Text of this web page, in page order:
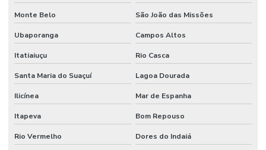
Monte Belo São João das Missões
Ubaporanga Campos Altos
Itatiaiuçu Rio Casca
Santa Maria do Suaçuí Lagoa Dourada
Ilicínea Mar de Espanha
Itapeva Bom Repouso
Rio Vermelho Dores do Indaiá